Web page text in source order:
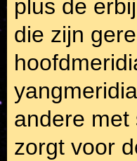
plus de
die zijn
andere met
zorgt voor